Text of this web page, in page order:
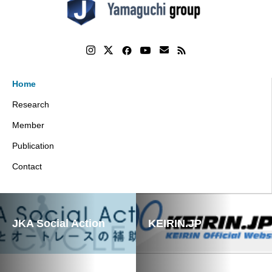
Home
Research
Member
Publication
Contact
JKA Social Action KEIRIN.JP